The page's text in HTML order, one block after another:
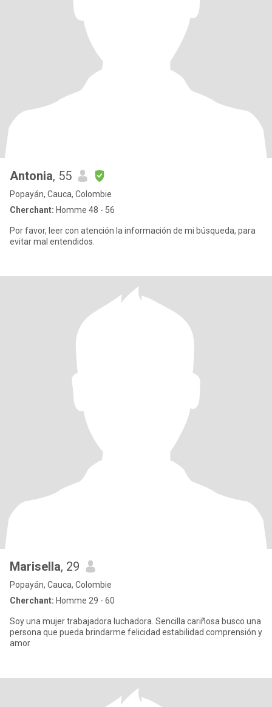
Antonia, 55
Popayán, Cauca, Colombie
Cherchant: Homme 48 - 56
Por favor, leer con atención la información de mi búsqueda, para
evitar mal entendidos.
Marisella, 29
Popayán, Cauca, Colombie
Cherchant: Homme 29 - 60
Soy una mujer trabajadora luchadora. Sencilla cariñosa busco una
persona que pueda brindarme felicidad estabilidad comprensión y
amor